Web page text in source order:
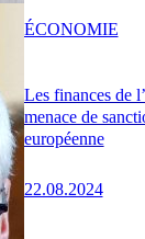
Les finances de
menace de
européenne
22.08.2024
ÉCONOMIE